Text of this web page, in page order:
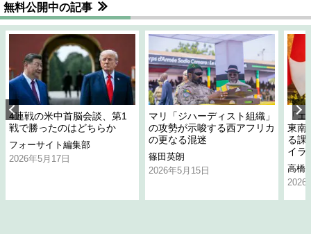
無料公開中の記事
4連戦の米中首脳会談、第1
戦で勝ったのはどちらか
フォーサイト編集部
2026年5月17日
マリ「ジハーディスト組織」
の攻勢が示唆する西アフリカ
の更なる混迷
篠田英朗
2026年5月15日
「
東南
る課
イラ
高橋
2026